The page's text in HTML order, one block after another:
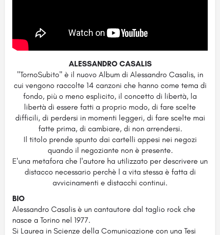
ALESSANDRO CASALIS
"TornoSubito" è il nuovo Album di Alessandro Casalis, in
cui vengono raccolte 14 canzoni che hanno come tema di
fondo, più o meno esplicito, il concetto di libertà, la
libertà di essere fatti a proprio modo, di fare scelte
difficili, di perdersi in momenti leggeri, di fare scelte mai
fatte prima, di cambiare, di non arrendersi.
Il titolo prende spunto dai cartelli appesi nei negozi
quando il negoziante non è presente.
E'una metafora che l'autore ha utilizzato per descrivere un
distacco necessario perchè l a vita stessa è fatta di
avvicinamenti e distacchi continui.
BIO
Alessandro Casalis è un cantautore dal taglio rock che
nasce a Torino nel 1977.
Si Laurea in Scienze della Comunicazione con una Tesi